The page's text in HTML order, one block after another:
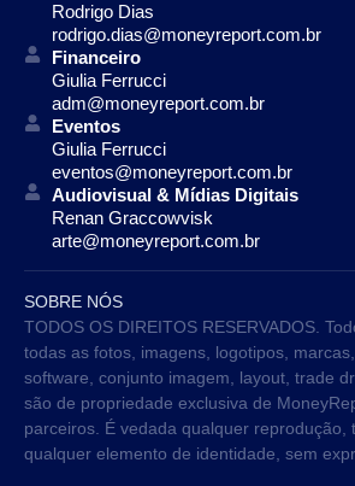
Rodrigo Dias
rodrigo.dias@moneyreport.com.br
Financeiro
Giulia Ferrucci
adm@moneyreport.com.br
Eventos
Giulia Ferrucci
eventos@moneyreport.com.br
Audiovisual & Mídias Digitais
Renan Graccowvisk
arte@moneyreport.com.br
SOBRE NÓS
TODOS OS DIREITOS RESERVADOS.
todas as fotos, imagens, logotipos,
software, conjunto imagem, layout, trade
são de propriedade exclusiva de
parceiros. É vedada qualquer reprodução,
qualquer elemento de identidade, sem